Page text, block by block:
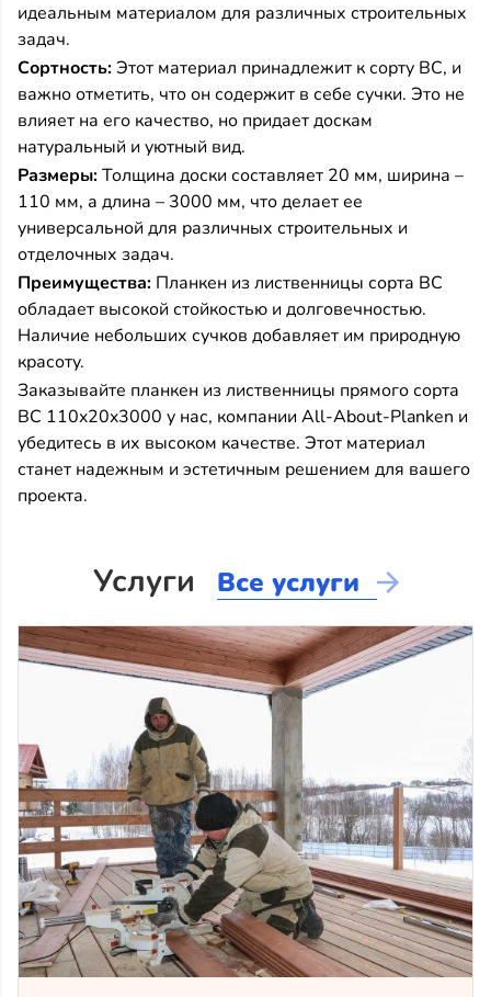
идеальным материалом для различных строительных
задач.
Сортность:Этот материал принадлежит к сорту BC, и
важно отметить, что он содержит в себе сучки. Это не
влияет на его качество, но придает доскам
натуральный и уютный вид.
Размеры:Толщина доски составляет 20 мм, ширина –
110 мм, а длина – 3000 мм, что делает ее
универсальной для различных строительных и
отделочных задач.
Преимущества: Планкен из лиственницы сорта BC
обладает высокой стойкостью и долговечностью.
Наличие небольших сучков добавляет им природную
красоту.
Заказывайте планкен из лиственницы прямого сорта
BC 110x20x3000 у нас, компании All-About-Planken и
убедитесь в их высоком качестве. Этот материал
станет надежным и эстетичным решением для вашего
проекта.
Услуги Все услуги